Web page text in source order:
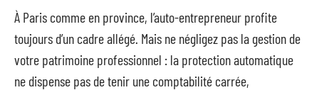
À Paris comme en province, l’auto-entrepreneur profite
toujours d’un cadre allégé. Mais ne négligez pas la gestion de
votre patrimoine professionnel : la protection automatique
ne dispense pas de tenir une comptabilité carrée,